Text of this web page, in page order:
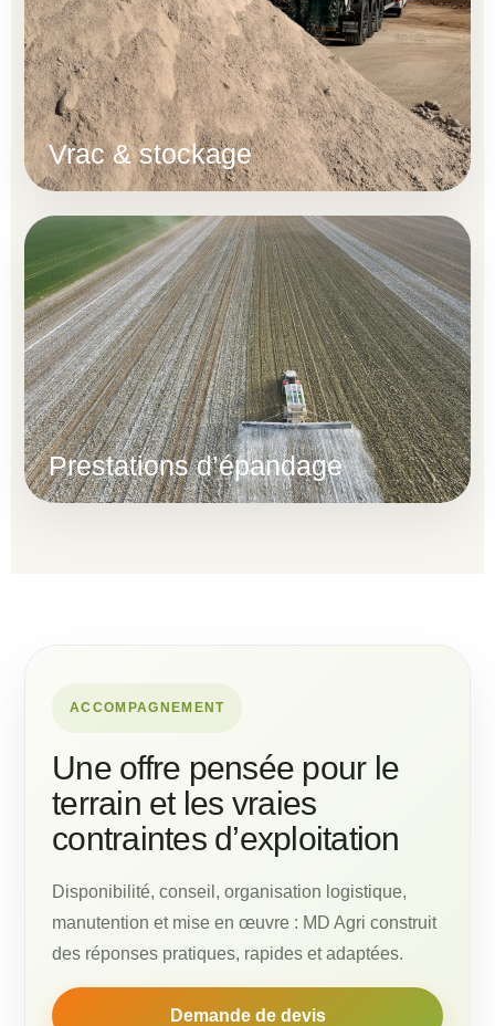
Vrac & stockage
Prestations d’épandage
ACCOMPAGNEMENT
Une offre pensée pour le
terrain et les vraies
contraintes d’exploitation
Disponibilité, conseil, organisation logistique,
manutention et mise en œuvre : MD Agri construit
des réponses pratiques, rapides et adaptées.
Demande de devis